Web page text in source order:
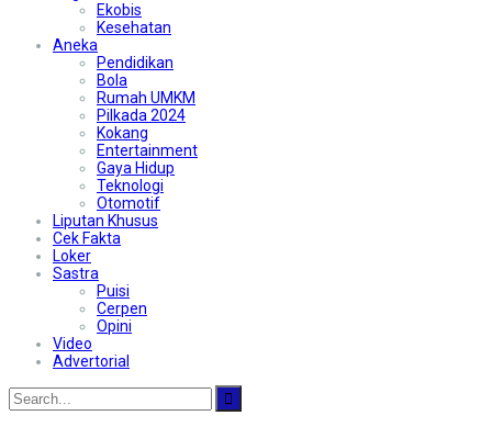
Ekobis
Kesehatan
Aneka
Pendidikan
Bola
Rumah UMKM
Pilkada 2024
Kokang
Entertainment
Gaya Hidup
Teknologi
Otomotif
Liputan Khusus
Cek Fakta
Loker
Sastra
Puisi
Cerpen
Opini
Video
Advertorial